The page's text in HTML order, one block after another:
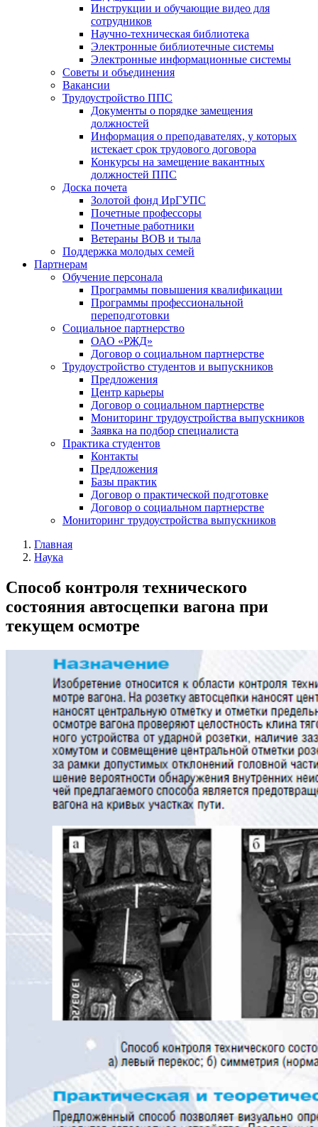
Инструкции и обучающие видео для
сотрудников
Научно-техническая библиотека
Электронные библиотечные системы
Электронные информационные системы
Советы и объединения
Вакансии
Трудоустройство ППС
Документы о порядке замещения
должностей
Информация о преподавателях, у которых
истекает срок трудового договора
Конкурсы на замещение вакантных
должностей ППС
Доска почета
Золотой фонд ИрГУПС
Почетные профессоры
Почетные работники
Ветераны ВОВ и тыла
Поддержка молодых семей
Партнерам
Обучение персонала
Программы повышения квалификации
Программы профессиональной
переподготовки
Социальное партнерство
ОАО «РЖД»
Договор о социальном партнерстве
Трудоустройство студентов и выпускников
Предложения
Центр карьеры
Договор о социальном партнерстве
Мониторинг трудоустройства выпускников
Заявка на подбор специалиста
Практика студентов
Контакты
Предложения
Базы практик
Договор о практической подготовке
Договор о социальном партнерстве
Мониторинг трудоустройства выпускников
Главная
Наука
Способ контроля технического
состояния автосцепки вагона при
текущем осмотре